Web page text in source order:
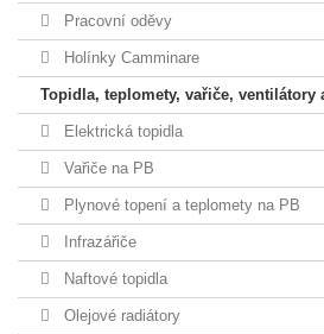
Pracovní oděvy
Holínky Camminare
Topidla, teplomety, vařiče, ventilátory
Elektrická topidla
Vařiče na PB
Plynové topení a teplomety na PB
Infrazářiče
Naftové topidla
Olejové radiátory